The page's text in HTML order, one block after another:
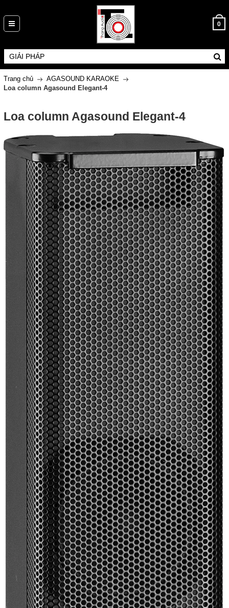
0
Trang chủ
AGASOUND KARAOKE
Loa column Agasound Elegant-4
Loa column Agasound Elegant-4